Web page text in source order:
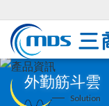
外勤筋斗雲
Solution